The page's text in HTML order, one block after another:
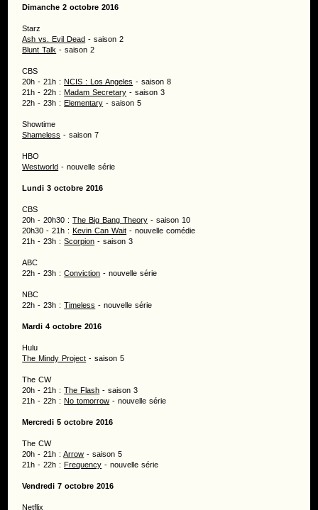
Dimanche 2 octobre 2016
Starz
Ash vs. Evil Dead - saison 2
Blunt Talk - saison 2
CBS
20h - 21h :NCIS : Los Angeles - saison 8
21h - 22h :Madam Secretary - saison 3
22h - 23h :Elementary - saison 5
Showtime
Shameless - saison 7
HBO
Westworld - nouvelle série
Lundi 3 octobre 2016
CBS
20h - 20h30 :The Big Bang Theory - saison 10
20h30 - 21h :Kevin Can Wait - nouvelle comédie
21h - 23h :Scorpion - saison 3
ABC
22h - 23h :Conviction - nouvelle série
NBC
22h - 23h :Timeless - nouvelle série
Mardi 4 octobre 2016
Hulu
The Mindy Project - saison 5
The CW
20h - 21h :The Flash - saison 3
21h - 22h :No tomorrow - nouvelle série
Mercredi 5 octobre 2016
The CW
20h - 21h :Arrow - saison 5
21h - 22h :Frequency - nouvelle série
Vendredi 7 octobre 2016
Netflix